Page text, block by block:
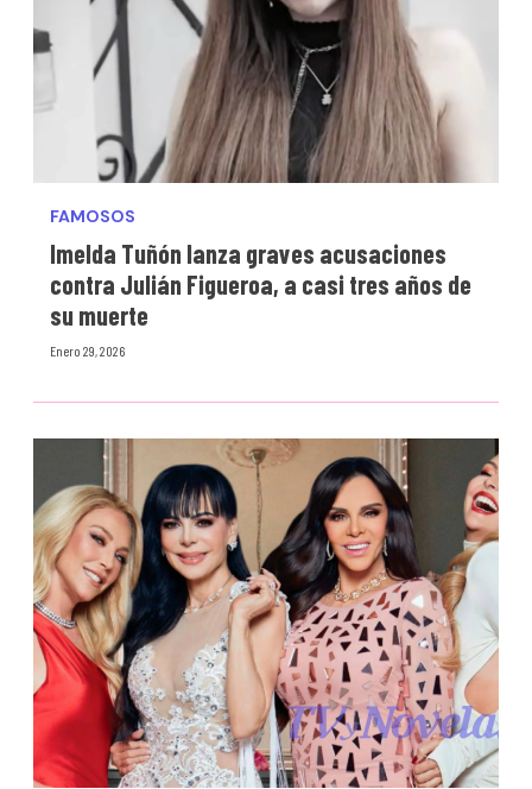
FAMOSOS
Imelda Tuñón lanza graves acusaciones
contra Julián Figueroa, a casi tres años de
su muerte
Enero 29, 2026